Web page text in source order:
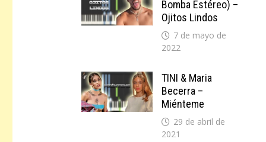
Bomba Estéreo) –
Ojitos Lindos
7 de mayo de
2022
TINI & Maria
Becerra –
Miénteme
29 de abril de
2021